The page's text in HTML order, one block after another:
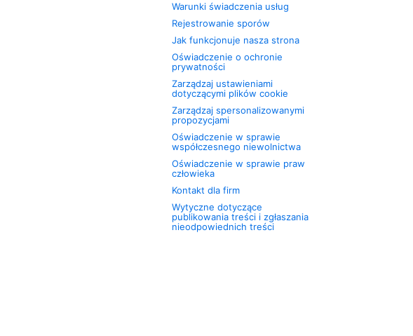
Warunki świadczenia usług
Rejestrowanie sporów
Jak funkcjonuje nasza strona
Oświadczenie o ochronie
prywatności
Zarządzaj ustawieniami
dotyczącymi plików cookie
Zarządzaj spersonalizowanymi
propozycjami
Oświadczenie w sprawie
współczesnego niewolnictwa
Oświadczenie w sprawie praw
człowieka
Kontakt dla firm
Wytyczne dotyczące
publikowania treści i zgłaszania
nieodpowiednich treści